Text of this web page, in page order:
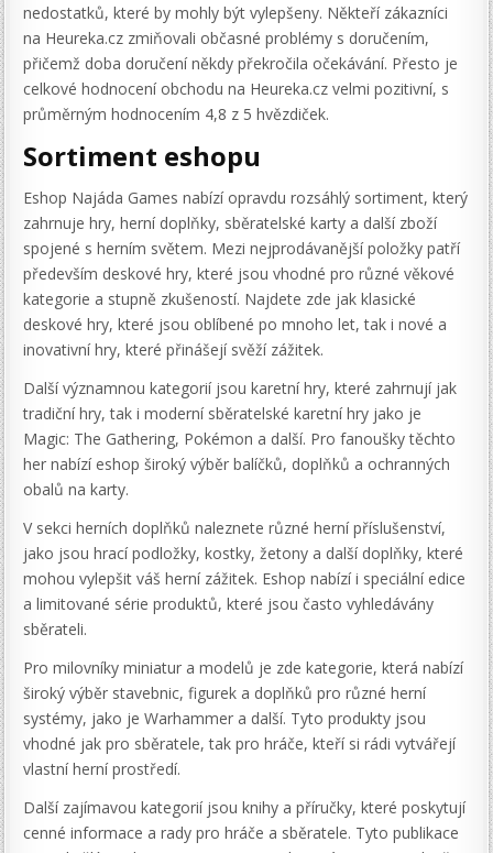
nedostatků, které by mohly být vylepšeny. Někteří zákazníci
na Heureka.cz zmiňovali občasné problémy s doručením,
přičemž doba doručení někdy překročila očekávání. Přesto je
celkové hodnocení obchodu na Heureka.cz velmi pozitivní, s
průměrným hodnocením 4,8 z 5 hvězdiček.
Sortiment eshopu
Eshop Najáda Games nabízí opravdu rozsáhlý sortiment, který
zahrnuje hry, herní doplňky, sběratelské karty a další zboží
spojené s herním světem. Mezi nejprodávanější položky patří
především deskové hry, které jsou vhodné pro různé věkové
kategorie a stupně zkušeností. Najdete zde jak klasické
deskové hry, které jsou oblíbené po mnoho let, tak i nové a
inovativní hry, které přinášejí svěží zážitek.
Další významnou kategorií jsou karetní hry, které zahrnují jak
tradiční hry, tak i moderní sběratelské karetní hry jako je
Magic: The Gathering, Pokémon a další. Pro fanoušky těchto
her nabízí eshop široký výběr balíčků, doplňků a ochranných
obalů na karty.
V sekci herních doplňků naleznete různé herní příslušenství,
jako jsou hrací podložky, kostky, žetony a další doplňky, které
mohou vylepšit váš herní zážitek. Eshop nabízí i speciální edice
a limitované série produktů, které jsou často vyhledávány
sběrateli.
Pro milovníky miniatur a modelů je zde kategorie, která nabízí
široký výběr stavebnic, figurek a doplňků pro různé herní
systémy, jako je Warhammer a další. Tyto produkty jsou
vhodné jak pro sběratele, tak pro hráče, kteří si rádi vytvářejí
vlastní herní prostředí.
Další zajímavou kategorií jsou knihy a příručky, které poskytují
cenné informace a rady pro hráče a sběratele. Tyto publikace